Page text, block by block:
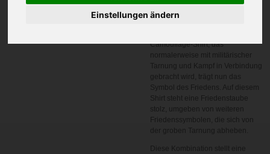
Einstellungen ändernHier trifft sich der Gegensatz von
Camouflage-Shirt, das
normalerweise mit militärischer
Tarnung und Kampf in Verbindung
gebracht wird, trägt nun das
Symbol des Friedens. Auf diesem
Shirt steht eine Friedenstaube
stolz, umgeben von weiteren
Friedenssymbolen, die sich von
der groben Tarnung abheben.
Diese Kombination stellt eine